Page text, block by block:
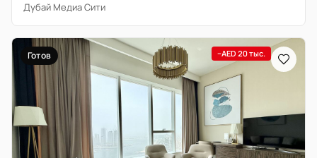
Дубай Медиа Сити
Готов −AED 20 тыс.